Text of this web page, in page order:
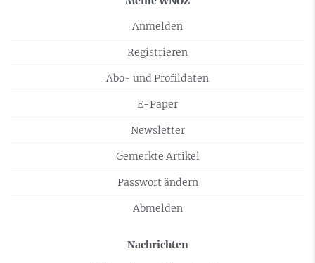
Anmelden
Registrieren
Abo- und Profildaten
E-Paper
Newsletter
Gemerkte Artikel
Passwort ändern
Abmelden
Nachrichten